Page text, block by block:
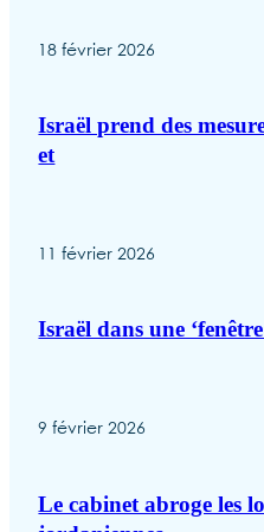
18 février 2026
Israël prend des
et
11 février 2026
Israël dans une
9 février 2026
Le cabinet abroge les